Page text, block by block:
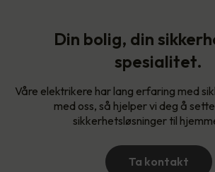
Din bolig, din
spesialitet.
Våre elektrikere har lang erfaring med
med oss, så hjelper vi deg å
sikkerhetsløsninger til
Ta kontakt